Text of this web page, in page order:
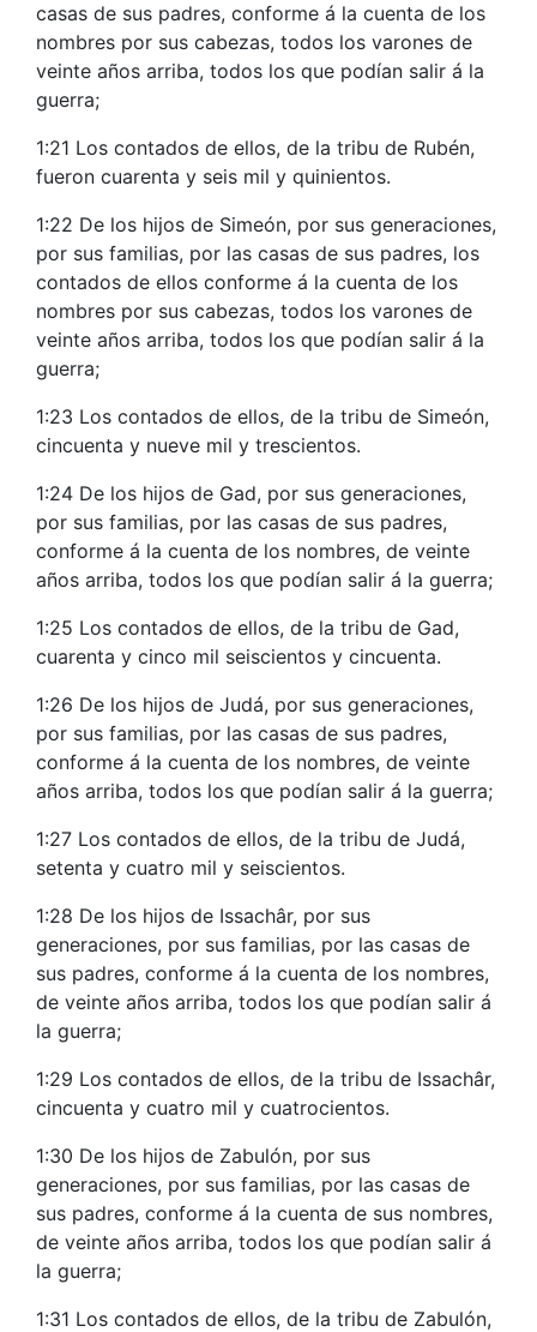
casas de sus padres, conforme á la cuenta de los
nombres por sus cabezas, todos los varones de
veinte años arriba, todos los que podían salir á la
guerra;
1:21 Los contados de ellos, de la tribu de Rubén,
fueron cuarenta y seis mil y quinientos.
1:22 De los hijos de Simeón, por sus generaciones,
por sus familias, por las casas de sus padres, los
contados de ellos conforme á la cuenta de los
nombres por sus cabezas, todos los varones de
veinte años arriba, todos los que podían salir á la
guerra;
1:23 Los contados de ellos, de la tribu de Simeón,
cincuenta y nueve mil y trescientos.
1:24 De los hijos de Gad, por sus generaciones,
por sus familias, por las casas de sus padres,
conforme á la cuenta de los nombres, de veinte
años arriba, todos los que podían salir á la guerra;
1:25 Los contados de ellos, de la tribu de Gad,
cuarenta y cinco mil seiscientos y cincuenta.
1:26 De los hijos de Judá, por sus generaciones,
por sus familias, por las casas de sus padres,
conforme á la cuenta de los nombres, de veinte
años arriba, todos los que podían salir á la guerra;
1:27 Los contados de ellos, de la tribu de Judá,
setenta y cuatro mil y seiscientos.
1:28 De los hijos de Issachâr, por sus
generaciones, por sus familias, por las casas de
sus padres, conforme á la cuenta de los nombres,
de veinte años arriba, todos los que podían salir á
la guerra;
1:29 Los contados de ellos, de la tribu de Issachâr,
cincuenta y cuatro mil y cuatrocientos.
1:30 De los hijos de Zabulón, por sus
generaciones, por sus familias, por las casas de
sus padres, conforme á la cuenta de sus nombres,
de veinte años arriba, todos los que podían salir á
la guerra;
1:31 Los contados de ellos, de la tribu de Zabulón,